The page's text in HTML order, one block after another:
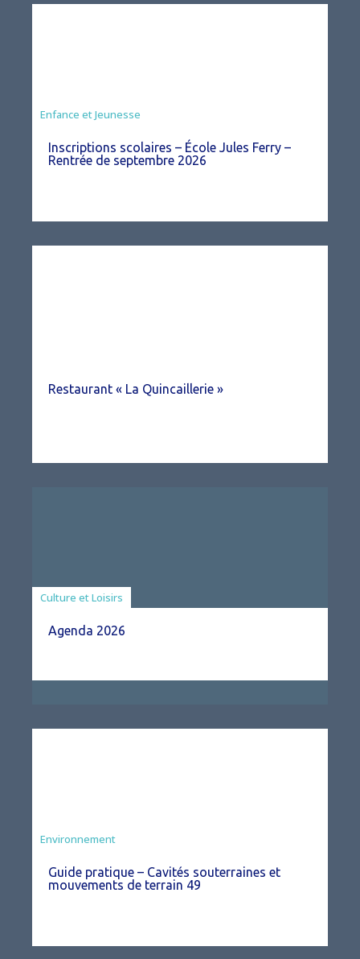
Enfance et Jeunesse
Inscriptions scolaires – École Jules Ferry –
Rentrée de septembre 2026
Restaurant « La Quincaillerie »
Associations
Culture et Loisirs
Agenda 2026
Environnement
Guide pratique – Cavités souterraines et
mouvements de terrain 49